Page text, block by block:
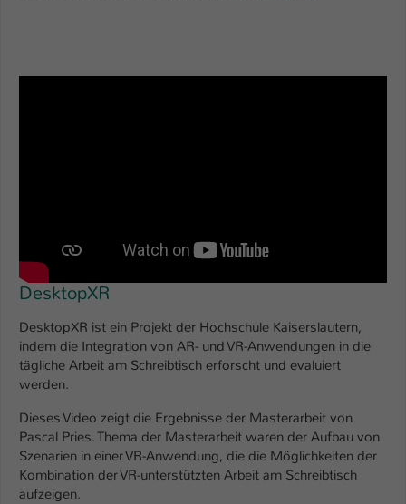
DesktopXR
DesktopXR ist ein Projekt der Hochschule Kaiserslautern,
indem die Integration von AR- und VR-Anwendungen in die
tägliche Arbeit am Schreibtisch erforscht und evaluiert
werden.
Dieses Video zeigt die Ergebnisse der Masterarbeit von
Pascal Pries. Thema der Masterarbeit waren der Aufbau von
Szenarien in einer VR-Anwendung, die die Möglichkeiten der
Kombination der VR-unterstützten Arbeit am Schreibtisch
aufzeigen.